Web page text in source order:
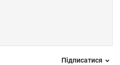
Підписатися